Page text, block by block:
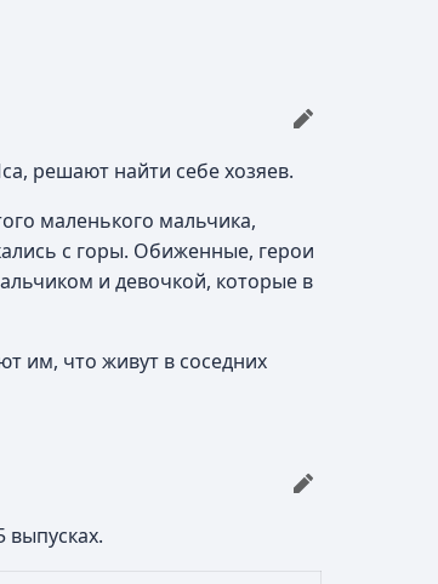
решают найти себе хозяев.
маленького мальчика,
с горы. Обиженные, герои
и девочкой, которые в
им, что живут в соседних
выпусках.